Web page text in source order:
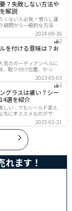
？失敗しない方法や
解説
くない人必見！慣らし運
疑問から一般的な方法、
解説します。注意点や中
らし運転後にやるべきこ
イクを買おうとしている
2024-09-30
2
を付ける意味は？お
気のガーディアンベルに
、取り付け位置、かっこ
ルも紹介します。自分用
レゼントとしても最適な
してみてください。
2023-05-03
3
グラスは痛い？シー
選を紹介
しい...でもシールド変え
方にオススメなのがサン
け外しが自由で、眩しい
てからのファッションと
です。
2025-02-21
ます！